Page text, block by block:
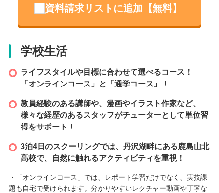
2024年度開校のためVALLOON高等学院としての実績はこれから
川No.1の合格実績を誇ります。
【湘南美術学院 2024合格実績】
・他 美術系国公立大学 34名合格
・多摩美術大学 356名合格
・東京造形大学 86名合格
・女子美術大学 94名合格
設立
資料請求リストに追加【無料】
学校生活
ライフスタイルや目標に合わせて選べるコース！
「オンラインコース」と「通学コース」！
教員経験のある講師や、漫画やイラスト作家など、
様々な経歴のあるスタッフがチューターとして単位習
得をサポート！
3泊4日のスクーリングでは、丹沢湖畔にある鹿島山北
高校で、自然に触れるアクティビティを重視！
・「オンラインコース」では、レポート学習だけでなく、実技課
題も自宅で受けられます。分かりやすいレクチャー動画や丁寧な